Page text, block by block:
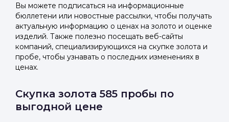
Вы можете подписаться на информационные
бюллетени или новостные рассылки, чтобы получать
актуальную информацию о ценах на золото и оценке
изделий. Также полезно посещать веб-сайты
компаний, специализирующихся на скупке золота и
пробе, чтобы узнавать о последних изменениях в
ценах.
Скупка золота 585 пробы по
выгодной цене